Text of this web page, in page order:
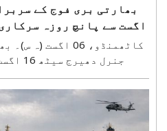
اگست سے پانچ روزہ
جنرل
نیپالی فوج کے سربراہ
دعوت پر ہو رہا ہے۔ اس